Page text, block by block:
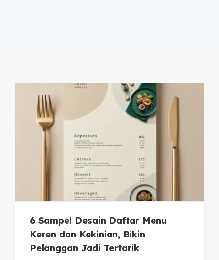
6 Sampel Desain Daftar Menu
Keren dan Kekinian, Bikin
Pelanggan Jadi Tertarik